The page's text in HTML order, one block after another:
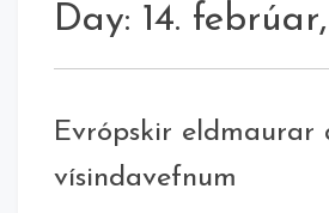
Day: 14.
Evrópskir eldmaurar
vísindavefnum